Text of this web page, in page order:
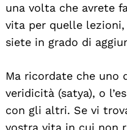
una volta che avrete
vita per quelle
siete in grado di
Ma ricordate che uno
veridicità (satya), o
con gli altri. Se vi
vostra vita in cui non